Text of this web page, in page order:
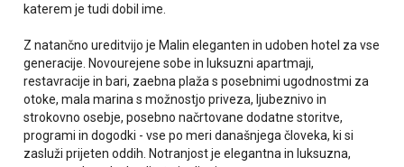
katerem je tudi dobil ime.
Z natančno ureditvijo je Malin eleganten in udoben hotel za vse
generacije. Novourejene sobe in luksuzni apartmaji,
restavracije in bari, zaebna plaža s posebnimi ugodnostmi za
otoke, mala marina s možnostjo priveza, ljubeznivo in
strokovno osebje, posebno načrtovane dodatne storitve,
programi in dogodki - vse po meri današnjega človeka, ki si
zasluži prijeten oddih. Notranjost je elegantna in luksuzna,